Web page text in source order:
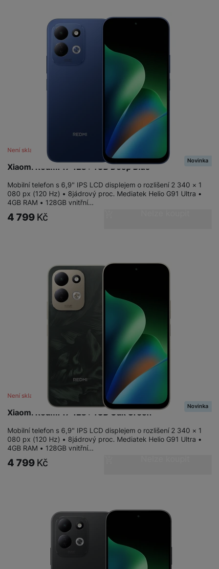
Xiaomi Redmi 17 128+4GB Deep Blue
Není skladem
Novinka
Mobilní telefon s 6,9" IPS LCD displejem o rozlišení 2 340 × 1
080 px (120 Hz) • 8jádrový proc. Mediatek Helio G91 Ultra •
4GB RAM • 128GB vnitřní…
4 799 Kč
Xiaomi Redmi 17 128+4GB Oak Green
Není skladem
Novinka
Mobilní telefon s 6,9" IPS LCD displejem o rozlišení 2 340 × 1
080 px (120 Hz) • 8jádrový proc. Mediatek Helio G91 Ultra •
4GB RAM • 128GB vnitřní…
4 799 Kč